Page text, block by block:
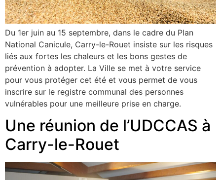
Du 1er juin au 15 septembre, dans le cadre du Plan
National Canicule, Carry-le-Rouet insiste sur les risques
liés aux fortes les chaleurs et les bons gestes de
prévention à adopter. La Ville se met à votre service
pour vous protéger cet été et vous permet de vous
inscrire sur le registre communal des personnes
vulnérables pour une meilleure prise en charge.
Une réunion de l’UDCCAS à
Carry-le-Rouet